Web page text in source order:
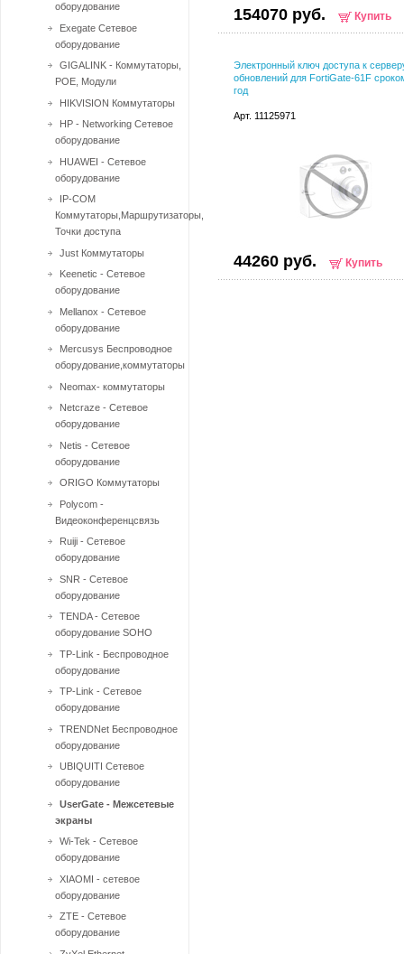
154070 руб. Купить
Электронный ключ доступа к
обновлений для FortiGate-61F
год
Арт. 11125971
44260 руб. Купить
оборудование
Exegate Сетевое
оборудование
GIGALINK - Коммутаторы,
POE, Модули
HIKVISION Коммутаторы
HP - Networking Сетевое
оборудование
HUAWEI - Сетевое
оборудование
IP-COM
Коммутаторы,Маршрутизаторы,
Точки доступа
Just Коммутаторы
Keenetic - Сетевое
оборудование
Mellanox - Сетевое
оборудование
Mercusys Беспроводное
оборудование,коммутаторы
Neomax- коммутаторы
Netcraze - Сетевое
оборудование
Netis - Сетевое
оборудование
ORIGO Коммутаторы
Polycom -
Видеоконференцсвязь
Ruiji - Сетевое
оборудование
SNR - Сетевое
оборудование
TENDA - Сетевое
оборудование SOHO
TP-Link - Беспроводное
оборудование
TP-Link - Сетевое
оборудование
TRENDNet Беспроводное
оборудование
UBIQUITI Сетевое
оборудование
UserGate - Межсетевые
экраны
Wi-Tek - Сетевое
оборудование
XIAOMI - сетевое
оборудование
ZTE - Сетевое
оборудование